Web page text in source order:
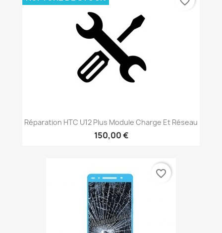
Réparation HTC U12 Plus Module Charge Et Réseau
150,00 €
favorite_border